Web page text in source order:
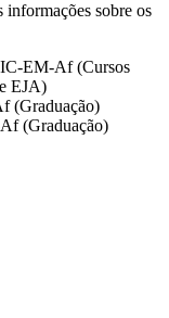
informações sobre os
EM-Af (Cursos
EJA)
(Graduação)
(Graduação)